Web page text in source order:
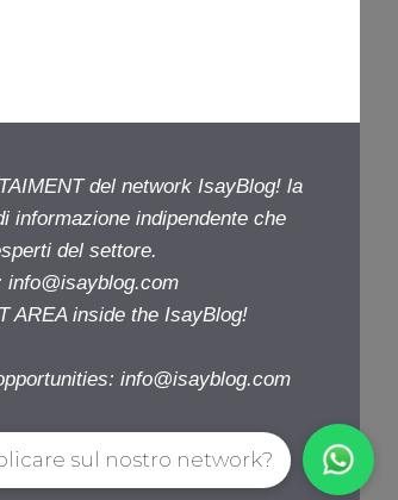
del network IsayBlog! la
informazione indipendente che
del settore.
info@isayblog.com
AREA inside the IsayBlog!
info@isayblog.com
sul nostro network?